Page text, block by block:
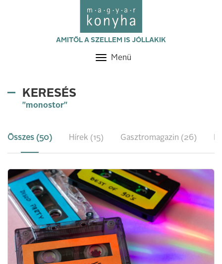
AMITŐL A SZELLEM IS JÓLLAKIK
Toggle
Menü
KERESÉS
"monostor"
Összes (50) Hírek (15) Gasztromagazin (26)